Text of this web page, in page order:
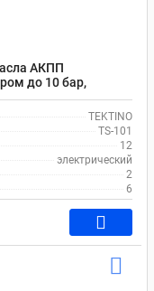
АКПП
до 10 бар,
TS-101
TEKTINO
TS-101
12
электрический
2
6